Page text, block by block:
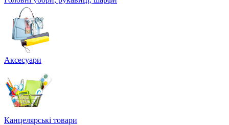
Аксесуари
Канцелярські товари